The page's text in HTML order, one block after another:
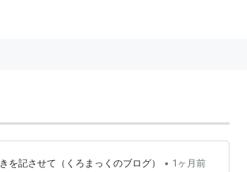
を記させて（くろまっくのブログ） • 1ヶ月前